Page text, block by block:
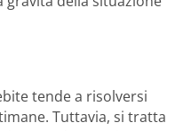
tende a risolversi
Tuttavia, si tratta